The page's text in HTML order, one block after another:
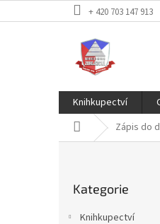
na
+ 420 703 147 913
Knihkupectví
Domů Zápis do
kategorie
Kategorie
Knihkupectví